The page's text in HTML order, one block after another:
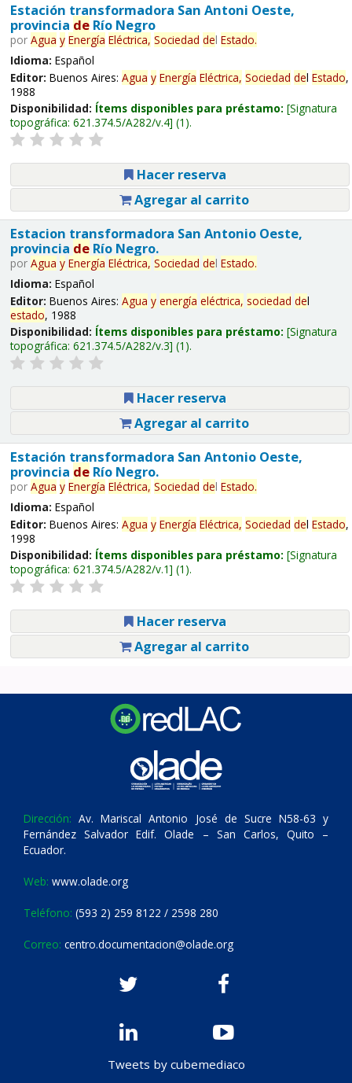
Estación transformadora San Antoni Oeste,
provincia deRío Negro
por Agua y Energía Eléctrica, Sociedad del Estado.
Idioma: Español
Editor: Buenos Aires: Agua y Energía Eléctrica, Sociedad del Estado,
1988
Disponibilidad: Ítems disponibles para préstamo: Signatura
topográfica: 621.374.5/A282/v.4 (1).
Hacer reserva
Agregar al carrito
Estacion transformadora San Antonio Oeste,
provincia deRío Negro.
por Agua y Energía Eléctrica, Sociedad del Estado.
Idioma: Español
Editor: Buenos Aires: Agua y energía eléctrica, sociedad del
estado, 1988
Disponibilidad: Ítems disponibles para préstamo: Signatura
topográfica: 621.374.5/A282/v.3 (1).
Hacer reserva
Agregar al carrito
Estación transformadora San Antonio Oeste,
provincia deRío Negro.
por Agua y Energía Eléctrica, Sociedad del Estado.
Idioma: Español
Editor: Buenos Aires: Agua y Energía Eléctrica, Sociedad del Estado,
1998
Disponibilidad: Ítems disponibles para préstamo: Signatura
topográfica: 621.374.5/A282/v.1 (1).
Hacer reserva
Agregar al carrito
Dirección: Av. Mariscal Antonio José de Sucre N58-63 y
Fernández Salvador Edif. Olade – San Carlos, Quito –
Ecuador.
Web: www.olade.org
Teléfono: (593 2) 259 8122 / 2598 280
Correo: centro.documentacion@olade.org
Tweets by cubemediaco